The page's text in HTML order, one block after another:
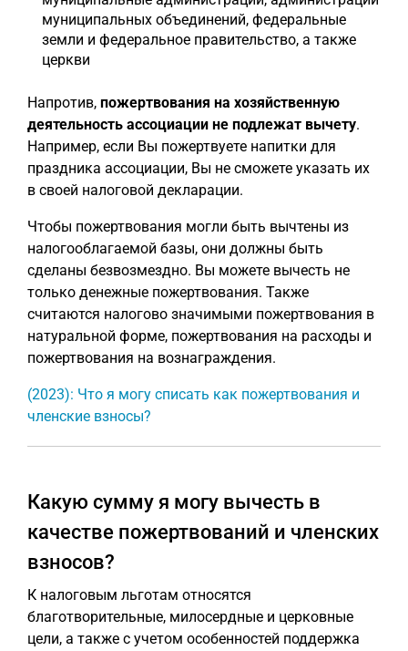
муниципальных объединений, федеральные
земли и федеральное правительство, а также
церкви
Напротив, пожертвования на хозяйственную
деятельность ассоциации не подлежат вычету.
Например, если Вы пожертвуете напитки для
праздника ассоциации, Вы не сможете указать их
в своей налоговой декларации.
Чтобы пожертвования могли быть вычтены из
налогооблагаемой базы, они должны быть
сделаны безвозмездно. Вы можете вычесть не
только денежные пожертвования. Также
считаются налогово значимыми пожертвования в
натуральной форме, пожертвования на расходы и
пожертвования на вознаграждения.
(2023): Что я могу списать как пожертвования и
членские взносы?
Какую сумму я могу вычесть в
качестве пожертвований и членских
взносов?
К налоговым льготам относятся
благотворительные, милосердные и церковные
цели, а также с учетом особенностей поддержка